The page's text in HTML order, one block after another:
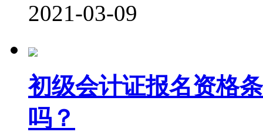
2021-03-09
初级会计证报名资格
吗？